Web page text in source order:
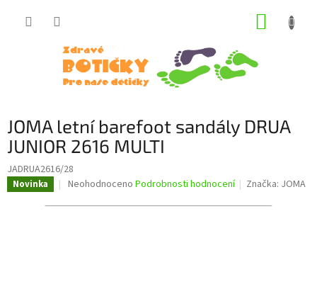
JOMA letní barefoot sandály DRUA
JUNIOR 2616 MULTI
JADRUA2616/28
Novinka
Průměrné
produktu
Neohodnoceno Podrobnosti hodnocení Značka: JOMA